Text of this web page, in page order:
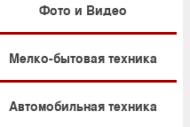
Фото и Видео
Мелко-бытовая техника
Автомобильная техника